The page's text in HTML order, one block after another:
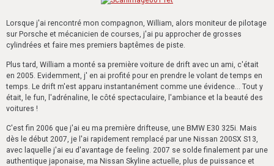
Lorsque j'ai rencontré mon compagnon, William, alors moniteur de pilotage
sur Porsche et mécanicien de courses, j'ai pu approcher de grosses
cylindrées et faire mes premiers baptêmes de piste.
Plus tard, William a monté sa première voiture de drift avec un ami, c'était
en 2005. Evidemment, j' en ai profité pour en prendre le volant de temps en
temps. Le drift m'est apparu instantanément comme une évidence... Tout y
était, le fun, l'adrénaline, le côté spectaculaire, l'ambiance et la beauté des
voitures !
C'est fin 2006 que j'ai eu ma première drifteuse, une BMW E30 325i. Mais
dès le début 2007, je l'ai rapidement remplacé par une Nissan 200SX S13,
avec laquelle j'ai eu d'avantage de feeling. 2007 se solde finalement par une
authentique japonaise, ma Nissan Skyline actuelle, plus de puissance et